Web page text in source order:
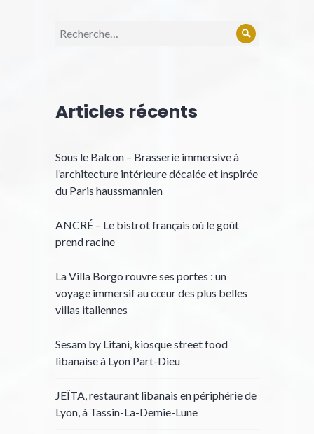
Recherche
Rechercher
Articles récents
Sous le Balcon – Brasserie immersive à
l’architecture intérieure décalée et inspirée
du Paris haussmannien
ANCRÉ – Le bistrot français où le goût
prend racine
La Villa Borgo rouvre ses portes : un
voyage immersif au cœur des plus belles
villas italiennes
Sesam by Litani, kiosque street food
libanaise à Lyon Part-Dieu
JEÏTA, restaurant libanais en périphérie de
Lyon, à Tassin-La-Demie-Lune